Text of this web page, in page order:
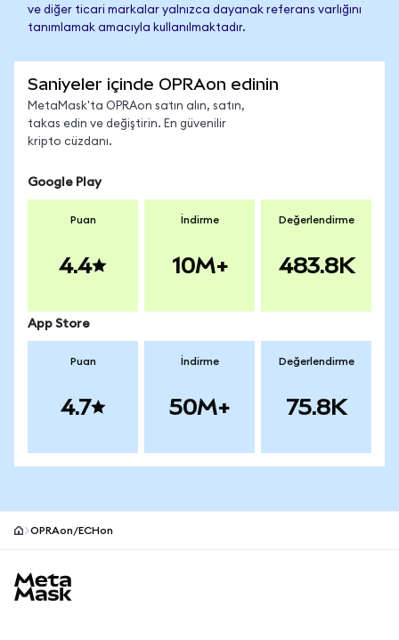
ve diğer ticari markalar yalnızca dayanak referans varlığını
tanımlamak amacıyla kullanılmaktadır.
Saniyeler içinde OPRAon edinin
MetaMask'ta OPRAon satın alın, satın,
takas edin ve değiştirin. En güvenilir
kripto cüzdanı.
Google Play
Puan
4.4
İndirme
10M+
Değerlendirme
483.8K
App Store
Puan
4.7
İndirme
50M+
Değerlendirme
75.8K
OPRAon/ECHon